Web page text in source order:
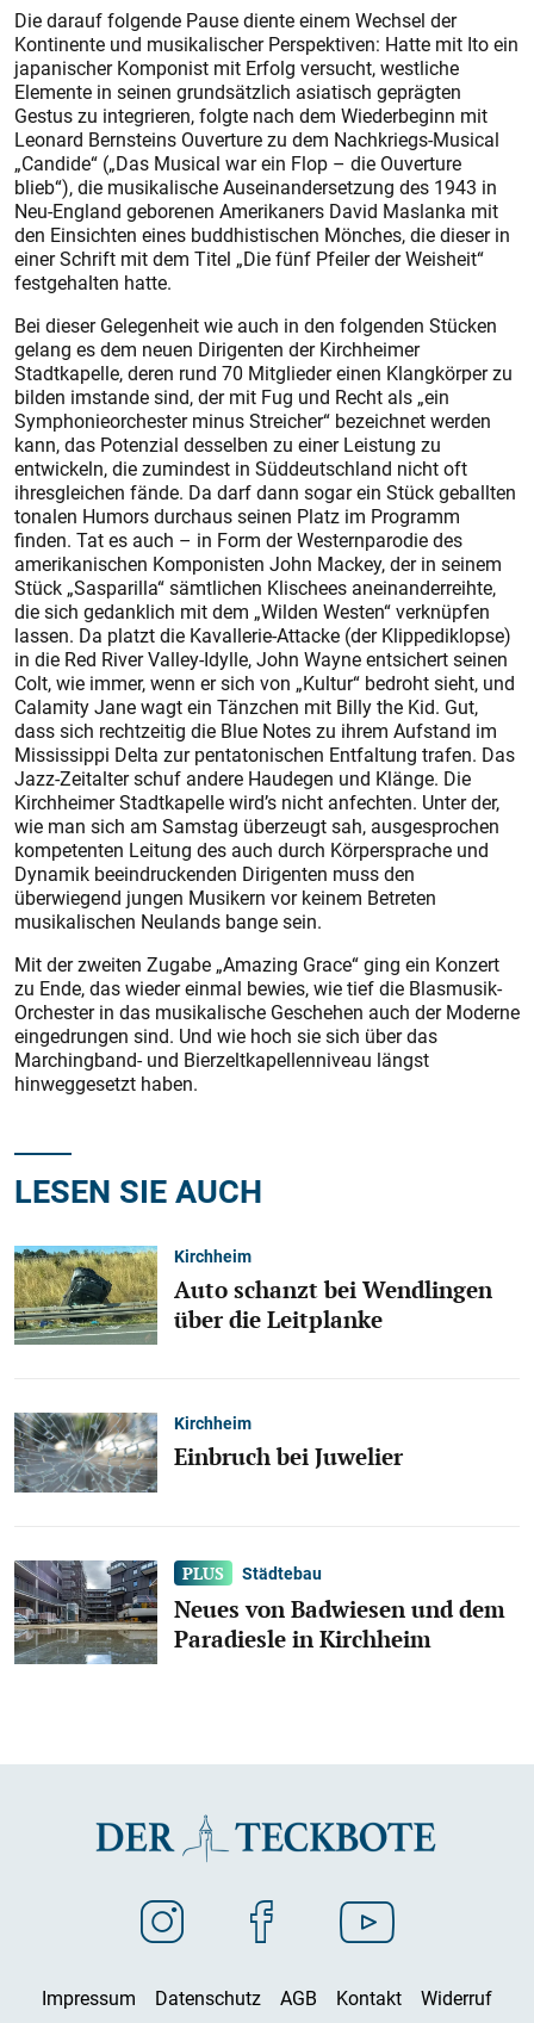
Die darauf folgende Pause diente einem Wechsel der
Kontinente und musikalischer Perspektiven: Hatte mit Ito ein
japanischer Komponist mit Erfolg versucht, westliche
Elemente in seinen grundsätzlich asiatisch geprägten
Gestus zu integrieren, folgte nach dem Wiederbeginn mit
Leonard Bernsteins Ouverture zu dem Nachkriegs-Musical
„Candide“ („Das Musical war ein Flop – die Ouverture
blieb“), die musikalische Auseinandersetzung des 1943 in
Neu-England geborenen Amerikaners David Maslanka mit
den Einsichten eines buddhistischen Mönches, die dieser in
einer Schrift mit dem Titel „Die fünf Pfeiler der Weisheit“
festgehalten hatte.
Bei dieser Gelegenheit wie auch in den folgenden Stücken
gelang es dem neuen Dirigenten der Kirchheimer
Stadtkapelle, deren rund 70 Mitglieder einen Klangkörper zu
bilden imstande sind, der mit Fug und Recht als „ein
Symphonieorchester minus Streicher“ bezeichnet werden
kann, das Potenzial desselben zu einer Leistung zu
entwickeln, die zumindest in Süddeutschland nicht oft
ihresgleichen fände. Da darf dann sogar ein Stück geballten
tonalen Humors durchaus seinen Platz im Programm
finden. Tat es auch – in Form der Westernparodie des
amerikanischen Komponisten John Mackey, der in seinem
Stück „Sasparilla“ sämtlichen Klischees aneinanderreihte,
die sich gedanklich mit dem „Wilden Westen“ verknüpfen
lassen. Da platzt die Kavallerie-Attacke (der Klippediklopse)
in die Red River Valley-Idylle, John Wayne entsichert seinen
Colt, wie immer, wenn er sich von „Kultur“ bedroht sieht, und
Calamity Jane wagt ein Tänzchen mit Billy the Kid. Gut,
dass sich rechtzeitig die Blue Notes zu ihrem Aufstand im
Mississippi Delta zur pentatonischen Entfaltung trafen. Das
Jazz-Zeitalter schuf andere Haudegen und Klänge. Die
Kirchheimer Stadtkapelle wird’s nicht anfechten. Unter der,
wie man sich am Samstag überzeugt sah, ausgesprochen
kompetenten Leitung des auch durch Körpersprache und
Dynamik beeindruckenden Dirigenten muss den
überwiegend jungen Musikern vor keinem Betreten
musikalischen Neulands bange sein.
Mit der zweiten Zugabe „Amazing Grace“ ging ein Konzert
zu Ende, das wieder einmal bewies, wie tief die Blasmusik-
Orchester in das musikalische Geschehen auch der Moderne
eingedrungen sind. Und wie hoch sie sich über das
Marchingband- und Bierzeltkapellenniveau längst
hinweggesetzt haben.
LESEN SIE AUCH
Kirchheim
Auto schanzt bei Wendlingen
über die Leitplanke
Kirchheim
Einbruch bei Juwelier
Städtebau
Neues von Badwiesen und dem
Paradiesle in Kirchheim
Impressum Datenschutz AGB Kontakt
Widerruf